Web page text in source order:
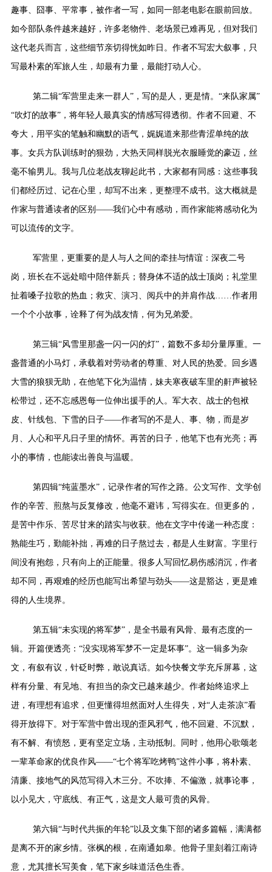
趣事、囧事、平常事，被作者一写，如同一部老电影在眼前回放。
如今部队条件越来越好，许多老物件、老场景已难再见，但对我们
这代老兵而言，这些细节亲切得恍如昨日。作者不写宏大叙事，只
写最朴素的军旅人生，却最有力量，最能打动人心。
第二辑“军营里走来一群人”，写的是人，更是情。 “来队家属”
“吹灯的故事”，将年轻人最真实的情感写得透彻。作者不回避、不
夸大，用平实的笔触和幽默的语气，娓娓道来那些青涩单纯的故
事。女兵方队训练时的狠劲，大热天同样脱光衣服睡觉的豪迈，丝
毫不输男儿。我与几位老战友聊起此书，大家都有同感：这些事我
们都经历过、记在心里，却写不出来，更整理不成书。这大概就是
作家与普通读者的区别 ——我们心中有感动，而作家能将感动化为
可以流传的文字。
军营里，更重要的是人与人之间的牵挂与情谊：深夜二号
岗，班长在不远处暗中陪伴新兵；替身体不适的战士顶岗；礼堂里
扯着嗓子拉歌的热血；救灾、演习、阅兵中的并肩作战……作者用
一个个小故事，诠释了何为战友情，何为兄弟爱。
第三辑“风雪里那盏一闪一闪的灯”，篇数不多却分量厚重。一
盏普通的小马灯，承载着对劳动者的尊重、对人民的热爱。回乡遇
大雪的狼狈无助，在他笔下化为温情，妹夫寒夜破车里的鼾声被轻
松带过，还不忘感恩每一位伸出援手的人。军大衣、战士的包袱
皮、针线包、下雪的日子——作者写的不是人、事、物，而是岁
月、人心和平凡日子里的情怀。再苦的日子，他笔下也有光亮；再
小的事情，也能读出善良与温暖。
第四辑“纯蓝墨水”，记录作者的写作之路。公文写作、文学创
作的辛苦、煎熬与反复修改，他毫不避讳，写得实在。但更多的，
是苦中作乐、苦尽甘来的踏实与收获。他在文字中传递一种态度：
熟能生巧，勤能补拙，再难的日子熬过去，都是人生财富。字里行
间没有抱怨，只有向上的正能量。很多人写回忆易伤感消沉，作者
却不同，再艰难的经历也能写出希望与劲头——这是豁达，更是难
得的人生境界。
第五辑“未实现的将军梦”，是全书最有风骨、最有态度的一
辑。开篇便透亮： “没实现将军梦不一定是坏事”。这一辑多为杂
文，有叙有议，针砭时弊，敢说真话。如今快餐文学充斥屏幕，这
样有分量、有见地、有担当的杂文已越来越少。作者始终追求上
进，有理想有追求，但更懂得坦然面对人生得失，对“人走茶凉”看
得开放得下。对于军营中曾出现的歪风邪气，他不回避、不沉默，
有不解、有愤怒，更有坚定立场，主动抵制。同时，他用心歌颂老
一辈革命家的优良作风——“七个将军吃烤鸭”这件小事，将朴素、
清廉、接地气的风范写得入木三分。不吹捧、不偏激，就事论事，
以小见大，守底线、有正气，这是文人最可贵的风骨。
第六辑“与时代共振的年轮”以及文集下部的诸多篇幅，满满都
是离不开的家乡情。张枫的根，在南通如皋。他骨子里刻着江南诗
意，尤其擅长写美食，笔下家乡味道活色生香。